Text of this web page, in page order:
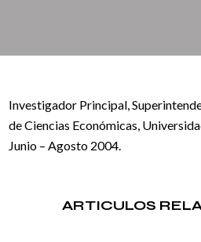
Investigador Principal,
de Ciencias Económicas,
Junio – Agosto 2004.
ARTICULOS